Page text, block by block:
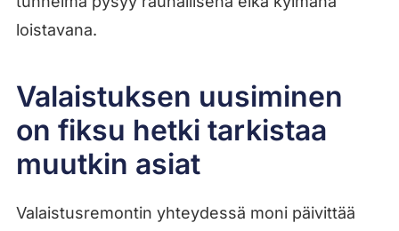
loistavana.
Valaistuksen uusiminen
on fiksu hetki tarkistaa
muutkin asiat
Valaistusremontin yhteydessä moni päivittää